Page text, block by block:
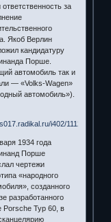
ответственность за
Якоб Верлин
кандидатуру
Порше.
автомобиль так и
— «Volks-Wagen»
автомобиль»).
1934 года
Порше
чертежи
«народного
созданного
разработанного
Porsche Typ 60, в